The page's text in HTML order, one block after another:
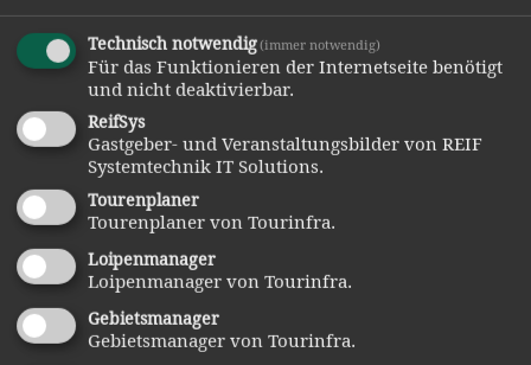
Wintersportbericht
Berghütten & Rodeln
Ski-Alpin
Webcam Schareben
Zellertal
kontakt
Technisch notwendig(immer notwendig)
Für das Funktionieren der Internetseite benötigt
und nicht deaktivierbar.
ReifSys
Gastgeber- und Veranstaltungsbilder von REIF
Systemtechnik IT Solutions.
Tourenplaner
Tourenplaner von Tourinfra.
Loipenmanager
Loipenmanager von Tourinfra.
Gebietsmanager
Gebietsmanager von Tourinfra.